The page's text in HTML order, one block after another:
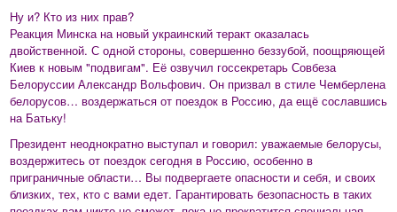
Ну и? Кто из них прав?
Реакция Минска на новый украинский теракт оказалась
двойственной. С одной стороны, совершенно беззубой, поощряющей
Киев к новым "подвигам". Её озвучил госсекретарь Совбеза
Белоруссии Александр Вольфович. Он призвал в стиле Чемберлена
белорусов… воздержаться от поездок в Россию, да ещё сославшись
на Батьку!
Президент неоднократно выступал и говорил: уважаемые белорусы,
воздержитесь от поездок сегодня в Россию, особенно в
приграничные области… Вы подвергаете опасности и себя, и своих
близких, тех, кто с вами едет. Гарантировать безопасность в таких